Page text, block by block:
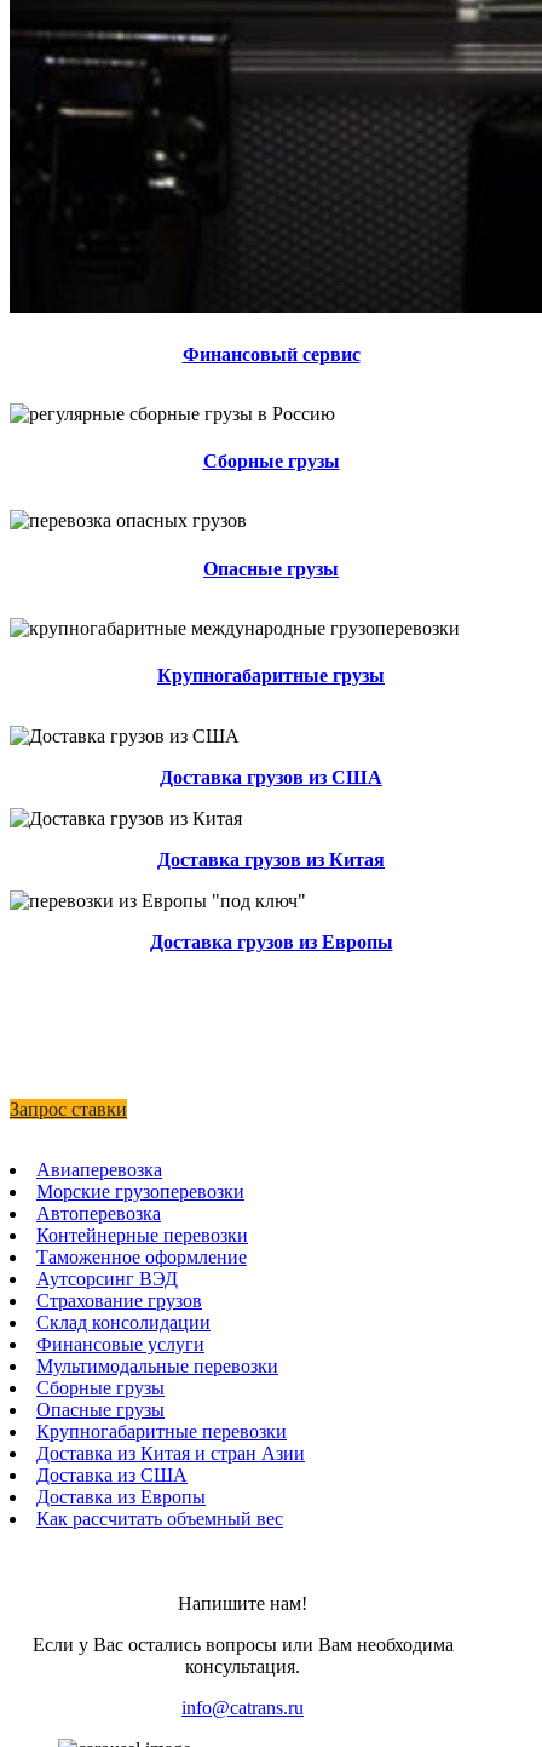
Финансовый сервис
Сборные грузы
Опасные грузы
Крупногабаритные грузы
Доставка грузов из США
Доставка грузов из Китая
Доставка грузов из Европы
Запрос ставки
Авиаперевозка
Морские грузоперевозки
Автоперевозка
Контейнерные перевозки
Таможенное оформление
Аутсорсинг ВЭД
Страхование грузов
Склад консолидации
Финансовые услуги
Мультимодальные перевозки
Сборные грузы
Опасные грузы
Крупногабаритные перевозки
Доставка из Китая и стран Азии
Доставка из США
Доставка из Европы
Как рассчитать объемный вес
Напишите нам!
Если у Вас остались вопросы или Вам необходима
консультация.
info@catrans.ru